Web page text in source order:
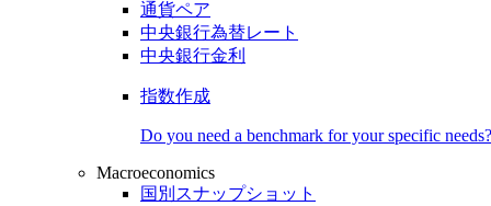
通貨ペア
中央銀行為替レート
中央銀行金利
指数作成
Do you need a benchmark for your specific needs?
Macroeconomics
国別スナップショット